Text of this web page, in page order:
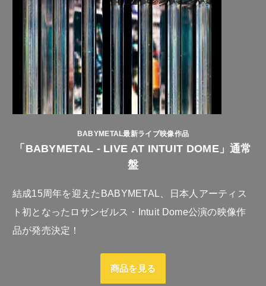
BABYMETAL最新ライブ映像作品
「BABYMETAL - LIVE AT INTUIT DOME」通常
盤
結成15周年を迎えたBABYMETAL、日本人アーティス
ト初となったロサンゼルス・Intuit Dome公演の映像作
品が発売決定！
商品を見る